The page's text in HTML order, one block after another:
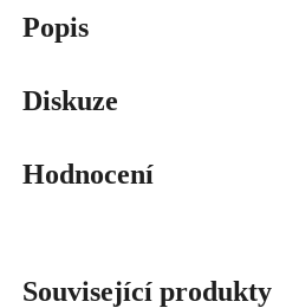
Popis
Diskuze
Hodnocení
Související produkty